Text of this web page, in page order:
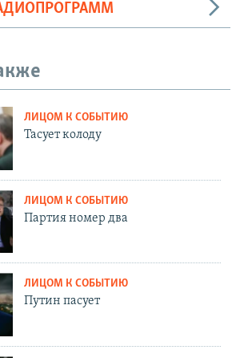
ЛИЦОМ К СОБЫТИЮ
Тасует колоду
ЛИЦОМ К СОБЫТИЮ
Партия номер два
ЛИЦОМ К СОБЫТИЮ
Путин пасует